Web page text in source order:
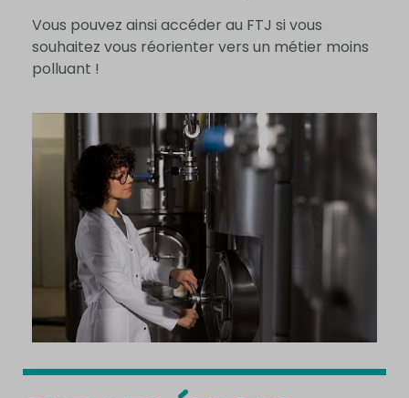
Vous pouvez ainsi accéder au FTJ si vous
souhaitez vous réorienter vers un métier moins
polluant !